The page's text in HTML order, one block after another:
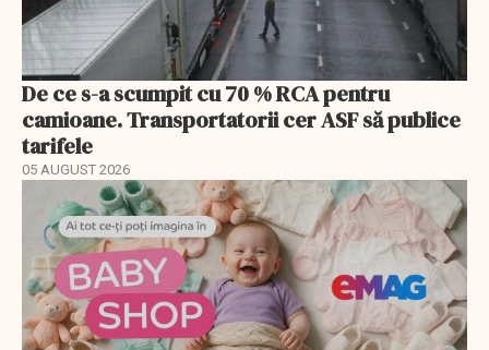
De ce s-a scumpit cu 70 % RCA pentru
camioane. Transportatorii cer ASF să publice
tarifele
05 AUGUST 2026